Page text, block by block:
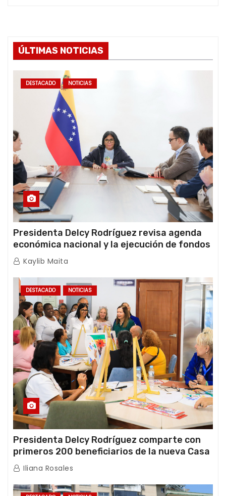
ÚLTIMAS NOTICIAS
DESTACADO NOTICIAS
Presidenta Delcy Rodríguez revisa agenda
económica nacional y la ejecución de fondos
de emergencia post-sismos
Kaylib Maita
DESTACADO NOTICIAS
Presidenta Delcy Rodríguez comparte con
primeros 200 beneficiarios de la nueva Casa
de los Abuelos “La Primavera” en Caracas
Iliana Rosales